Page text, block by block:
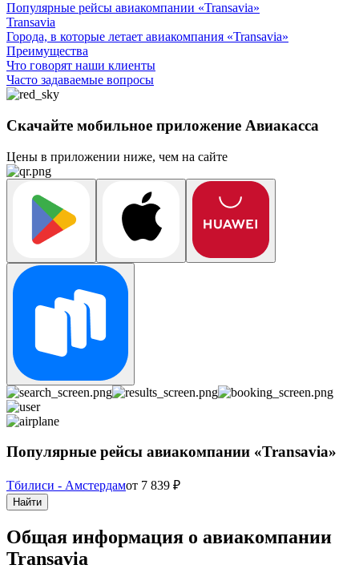
Популярные рейсы авиакомпании «Transavia»
Transavia
Города, в которые летает авиакомпания «Transavia»
Преимущества
Что говорят наши клиенты
Часто задаваемые вопросы
Скачайте мобильное приложение Авиакасса
Цены в приложении ниже, чем на сайте
Популярные рейсы авиакомпании «Transavia»
Тбилиси - Амстердамот 7 839 ₽
Найти
Общая информация о авиакомпании
Transavia